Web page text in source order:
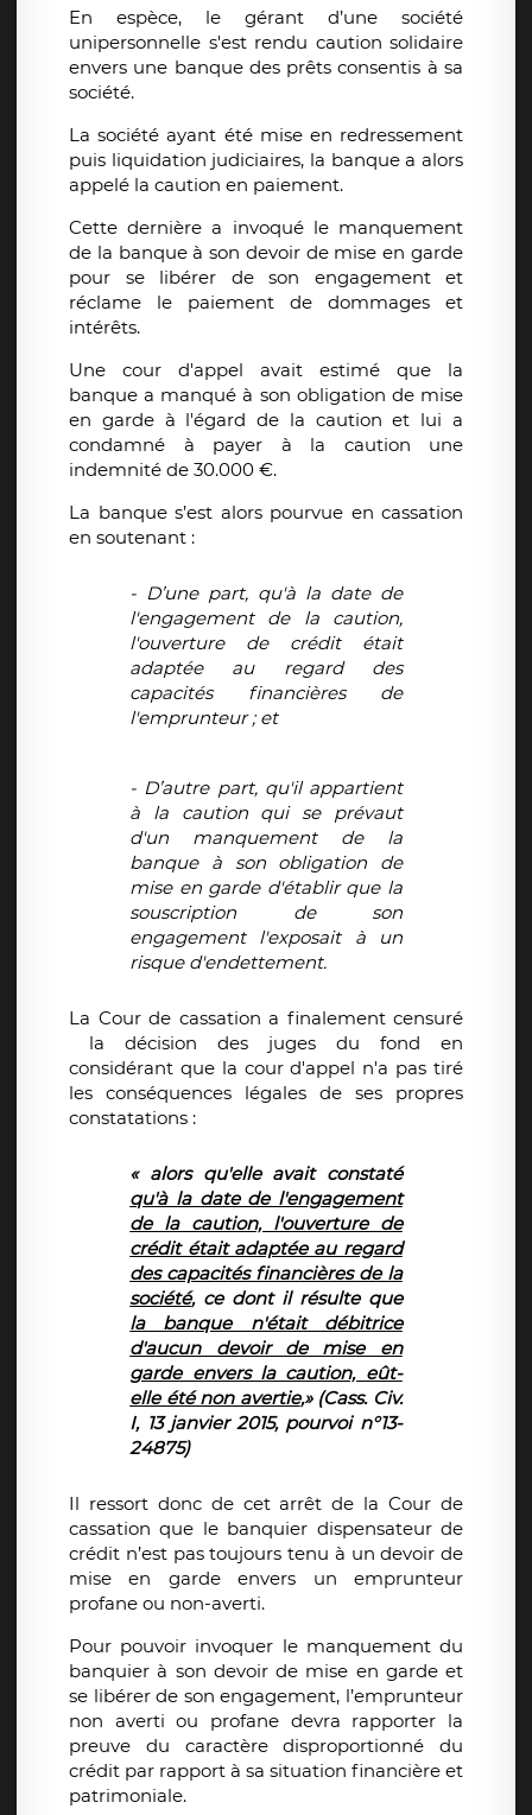
En espèce, le gérant d’une société
unipersonnelle s'est rendu caution solidaire
envers une banque des prêts consentis à sa
société.
La société ayant été mise en redressement
puis liquidation judiciaires, la banque a alors
appelé la caution en paiement.
Cette dernière a invoqué le manquement
de la banque à son devoir de mise en garde
pour se libérer de son engagement et
réclame le paiement de dommages et
intérêts.
Une cour d'appel avait estimé que la
banque a manqué à son obligation de mise
en garde à l'égard de la caution et lui a
condamné à payer à la caution une
indemnité de 30.000 €.
La banque s’est alors pourvue en cassation
en soutenant :
- D’une part, qu'à la date de
l'engagement de la caution,
l'ouverture de crédit était
adaptée au regard des
capacités financières de
l'emprunteur ; et
- D’autre part, qu'il appartient
à la caution qui se prévaut
d'un manquement de la
banque à son obligation de
mise en garde d'établir que la
souscription de son
engagement l'exposait à un
risque d'endettement.
La Cour de cassation a finalement censuré
la décision des juges du fond en
considérant que la cour d'appel n'a pas tiré
les conséquences légales de ses propres
constatations :
« alors qu'elle avait constaté
qu'à la date de l'engagement
de la caution, l'ouverture de
crédit était adaptée au regard
des capacités financières de la
société, ce dont il résulte que
la banque n'était débitrice
d'aucun devoir de mise en
garde envers la caution, eût-
elle été non avertie,» (Cass. Civ.
I, 13 janvier 2015, pourvoi n°13-
24875)
Il ressort donc de cet arrêt de la Cour de
cassation que le banquier dispensateur de
crédit n’est pas toujours tenu à un devoir de
mise en garde envers un emprunteur
profane ou non-averti.
Pour pouvoir invoquer le manquement du
banquier à son devoir de mise en garde et
se libérer de son engagement, l’emprunteur
non averti ou profane devra rapporter la
preuve du caractère disproportionné du
crédit par rapport à sa situation financière et
patrimoniale.